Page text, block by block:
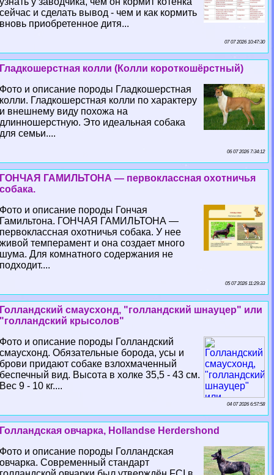
сейчас и сделать вывод - чем и как кормить
вновь приобретенное дитя...
07 07 2026 10:47:30
Гладкошерстная колли (Колли короткошёрстный)
Фото и описание породы Гладкошерстная
колли. Гладкошерстная колли по хаpaктеру
и внешнему виду похожа на
длинношерстную. Это идеальная собака
для семьи....
06 07 2026 7:34:12
ГОНЧАЯ ГАМИЛЬТОНА — первоклассная охотничья
собака.
Фото и описание породы Гончая
Гамильтона. ГОНЧАЯ ГАМИЛЬТОНА —
первоклассная охотничья собака. У нее
живой темперамент и она создает много
шума. Для комнатного содержания не
подходит....
05 07 2026 11:29:33
Голландский смаусхонд, "голландский шнауцер" или
"голландский крысолов"
Фото и описание породы Голландский
смаусхонд. Обязательные борода, усы и
брови придают собаке взлохмаченный
беспечный вид. Высота в холке 35,5 - 43 см.
Вес 9 - 10 кг....
04 07 2026 6:57:58
Голландская овчарка, Hollandse Herdershond
Фото и описание породы Голландская
овчарка. Современный стандарт